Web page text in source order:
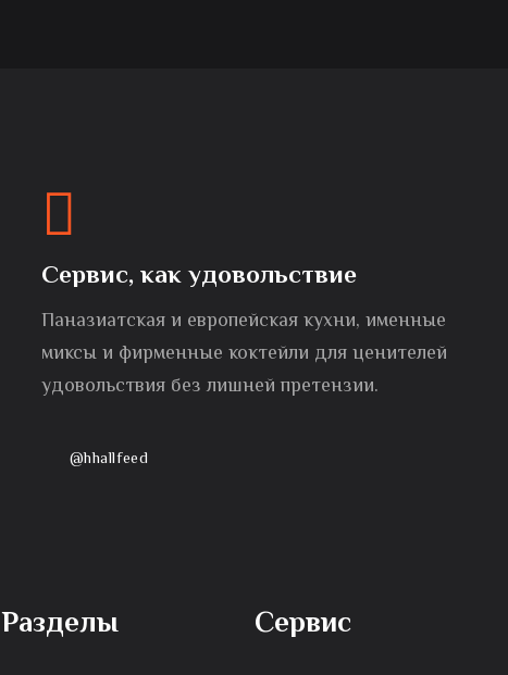
Сервис, как удовольствие
Паназиатская и европейская кухни, именные
миксы и фирменные коктейли для ценителей
удовольствия без лишней претензии.
@hhallfeed
Разделы Сервис